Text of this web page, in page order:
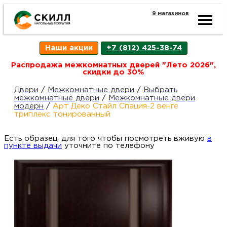
9 магазинов
Наши акции +7 (812) 425-38-74
Распродажа межкомнатных дверей "Лето 2026",
скидки до 30%
Двери / Межкомнатные двери /
Выбрать
межкомнатные двери /
Межкомнатные двери
модерн / Арт Деко Стайл Спация-2 венге
триплекс тонированный
Есть образец, для того чтобы посмотреть вживую в
пункте выдачи уточните по телефону